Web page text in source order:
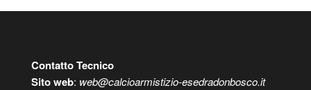
Contatto Tecnico
Sito web: web@calcioarmistizio-esedradonbosco.it